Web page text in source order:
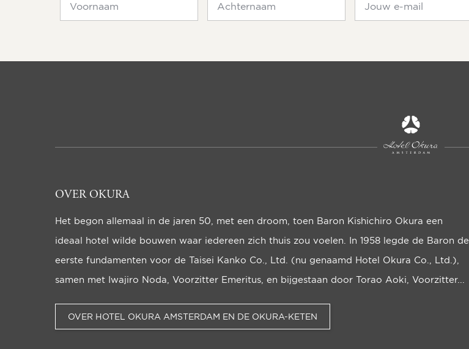
OVER OKURA
Het begon allemaal in de jaren 50, met een droom, toen Baron Kishichiro Okura een
ideaal hotel wilde bou­wen waar iedereen zich thuis zou voelen. In 1958 legde de Baron de
eerste funda­men­ten voor de Taisei Kanko Co., Ltd. (nu genaamd Hotel Okura Co., Ltd.),
samen met Iwajiro Noda, Voorzitter Emeritus, en bijgestaan door Torao Aoki, Voorzit­ter...
OVER HOTEL OKURA AMSTERDAM EN DE OKURA-KETEN